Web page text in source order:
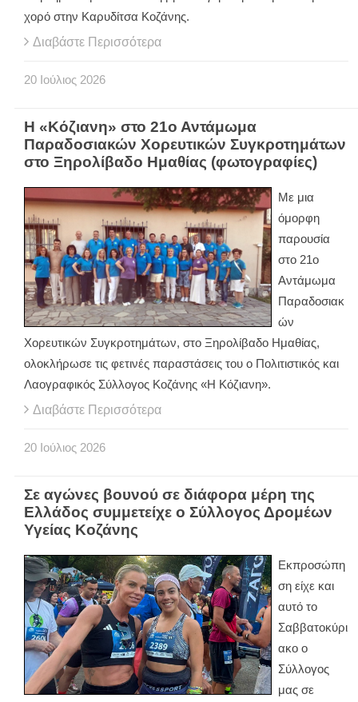
χορό στην Καρυδίτσα Κοζάνης.
Διαβάστε Περισσότερα
20 Ιούλιος 2026
Η «Κόζιανη» στο 21ο Αντάμωμα
Παραδοσιακών Χορευτικών Συγκροτημάτων
στο Ξηρολίβαδο Ημαθίας (φωτογραφίες)
Με μια
όμορφη
παρουσία
στο 21ο
Αντάμωμα
Παραδοσιακ
ών
Χορευτικών Συγκροτημάτων, στο Ξηρολίβαδο Ημαθίας,
ολοκλήρωσε τις φετινές παραστάσεις του ο Πολιτιστικός και
Λαογραφικός Σύλλογος Κοζάνης «Η Κόζιανη».
Διαβάστε Περισσότερα
20 Ιούλιος 2026
Σε αγώνες βουνού σε διάφορα μέρη της
Ελλάδος συμμετείχε ο Σύλλογος Δρομέων
Υγείας Κοζάνης
Εκπροσώπη
ση είχε και
αυτό το
Σαββατοκύρι
ακο ο
Σύλλογος
μας σε